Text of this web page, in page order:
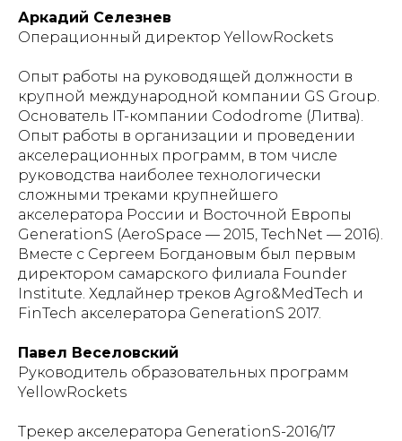
Аркадий Селезнев
Операционный директор YellowRockets
Опыт работы на руководящей должности в
крупной международной компании GS Group.
Основатель IT-компании Cododrome (Литва).
Опыт работы в организации и проведении
акселерационных программ, в том числе
руководства наиболее технологически
сложными треками крупнейшего
акселератора России и Восточной Европы
GenerationS (AeroSpace — 2015, TechNet — 2016).
Вместе с Сергеем Богдановым был первым
директором самарского филиала Founder
Institute. Хедлайнер треков Agro&MedTech и
FinTech акселератора GenerationS 2017.
Павел Веселовский
Руководитель образовательных программ
YellowRockets
Трекер акселератора GenerationS-2016/17